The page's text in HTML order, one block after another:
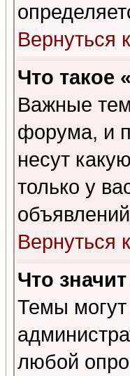
Вернуться
Что такое
Важные
форума, и
несут
только у
Вернуться
Что
Темы
любой